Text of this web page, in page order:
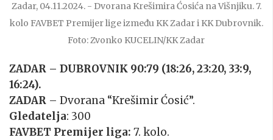
Zadar, 04.11.2024. - Dvorana Krešimira Ćosića na Višnjiku. 7.
kolo FAVBET Premijer lige između KK Zadar i KK Dubrovnik.
Foto: Zvonko KUCELIN/KK Zadar
ZADAR – DUBROVNIK 90:79 (18:26, 23:20, 33:9,
16:24).
ZADAR – Dvorana “Krešimir Ćosić”.
Gledatelja: 300
FAVBET Premijer liga: 7. kolo.